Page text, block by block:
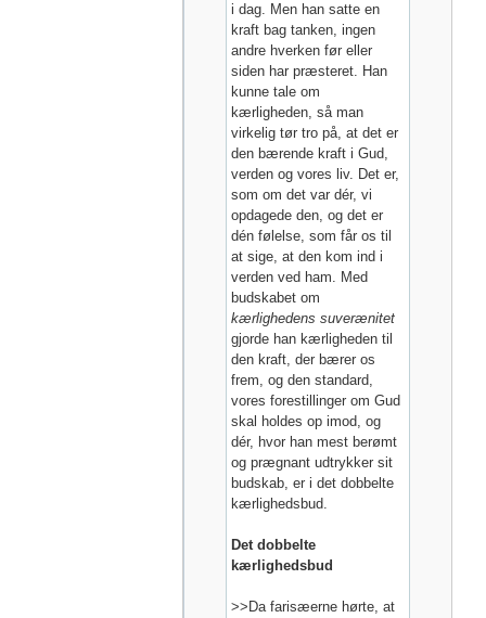
i dag. Men han satte en
kraft bag tanken, ingen
andre hverken før eller
siden har præsteret. Han
kunne tale om
kærligheden, så man
virkelig tør tro på, at det er
den bærende kraft i Gud,
verden og vores liv. Det er,
som om det var dér, vi
opdagede den, og det er
dén følelse, som får os til
at sige, at den kom ind i
verden ved ham. Med
budskabet om
kærlighedens suverænitet
gjorde han kærligheden til
den kraft, der bærer os
frem, og den standard,
vores forestillinger om Gud
skal holdes op imod, og
dér, hvor han mest berømt
og prægnant udtrykker sit
budskab, er i det dobbelte
kærlighedsbud.
Det dobbelte
kærlighedsbud
>>Da farisæerne hørte, at